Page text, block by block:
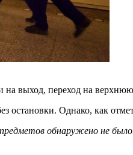
на выход, переход на
остановки. Однако, как
обнаружено не